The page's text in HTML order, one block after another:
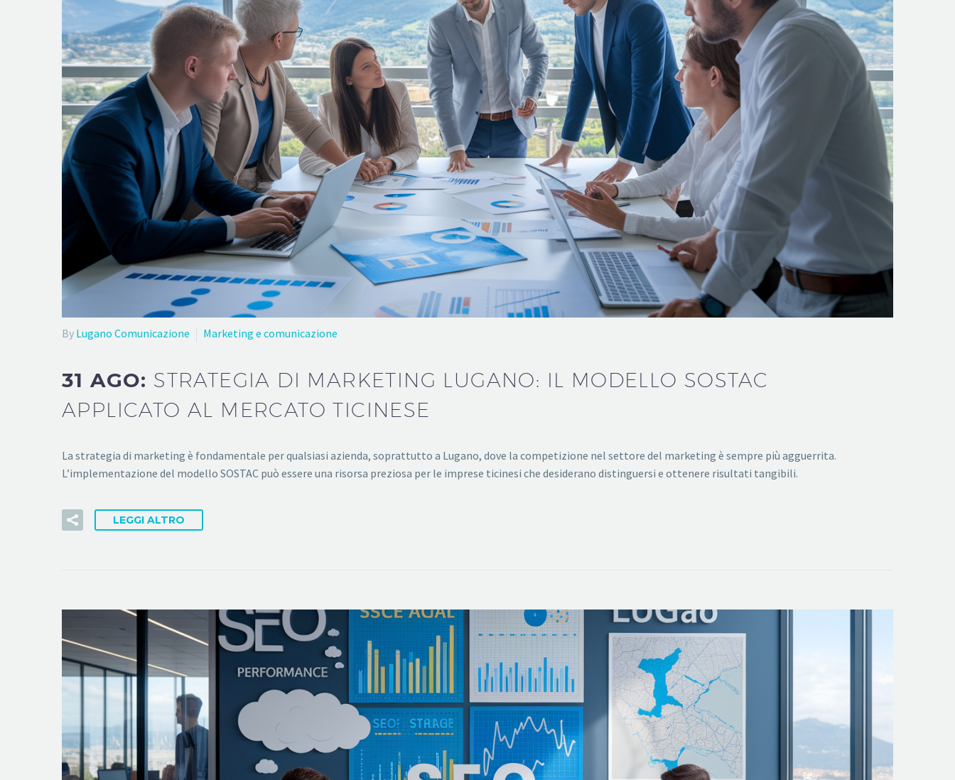
By Lugano Comunicazione Marketing e comunicazione
31 AGO: STRATEGIA DI MARKETING LUGANO: IL MODELLO SOSTAC
APPLICATO AL MERCATO TICINESE
La strategia di marketing è fondamentale per qualsiasi azienda, soprattutto a Lugano, dove la competizione nel settore del marketing è sempre più agguerrita.
L’implementazione del modello SOSTAC può essere una risorsa preziosa per le imprese ticinesi che desiderano distinguersi e ottenere risultati tangibili.
LEGGI ALTRO